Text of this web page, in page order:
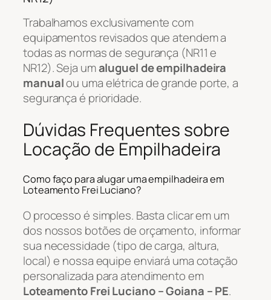
Trabalhamos exclusivamente com
equipamentos revisados que atendem a
todas as normas de segurança (NR11 e
NR12). Seja umaluguel de empilhadeira
manualou uma elétrica de grande porte, a
segurança é prioridade.
Dúvidas Frequentes sobre
Locação de Empilhadeira
Como faço para alugar uma empilhadeira em
Loteamento Frei Luciano?
O processo é simples. Basta clicar em um
dos nossos botões de orçamento, informar
sua necessidade (tipo de carga, altura,
local) e nossa equipe enviará uma cotação
personalizada para atendimento em
Loteamento Frei Luciano – Goiana – PE.